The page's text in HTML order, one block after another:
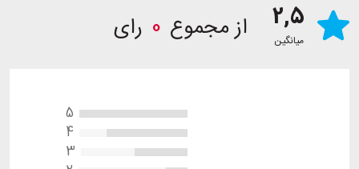
2,5
میانگین از مجموع 0 رای
5
4
3